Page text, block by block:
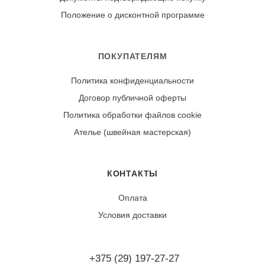
положении, вдали от источников тепла. Гладьте через
При профессиональном уходе ткань практически не
дает усадки и сохраняет форму десятилетиями. Может
подвергаться фелтингу (сваливанию) при
неправильной стирке.
Положение о дисконтной программе
ПОКУПАТЕЛЯМ
Политика конфиденциальности
Договор публичной оферты
Политика обработки файлов cookie
Ателье (швейная мастерская)
КОНТАКТЫ
Оплата
Условия доставки
+375 (29) 197-27-27